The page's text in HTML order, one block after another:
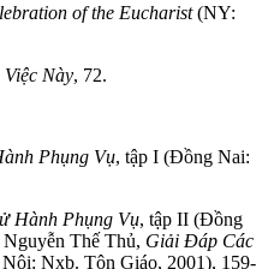
of the Eucharist(NY:
Này, 72.
Phụng Vụ, tập I (Đồng Nai:
Hành Phụng Vụ, tập II (Đồng
Thế Thủ, Giải Đáp Các
Nxb. Tôn Giáo, 2001), 159-